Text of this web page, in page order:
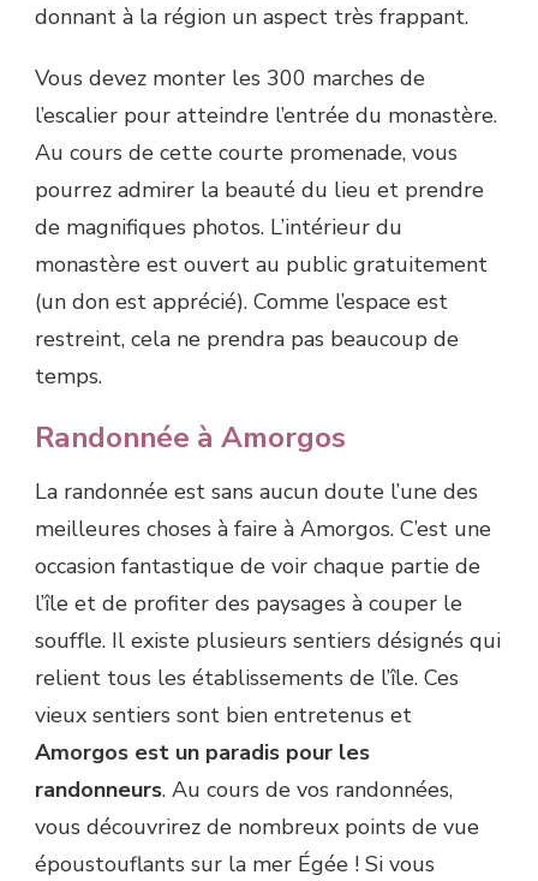
donnant à la région un aspect très frappant.
Vous devez monter les 300 marches de
l’escalier pour atteindre l’entrée du monastère.
Au cours de cette courte promenade, vous
pourrez admirer la beauté du lieu et prendre
de magnifiques photos. L’intérieur du
monastère est ouvert au public gratuitement
(un don est apprécié). Comme l’espace est
restreint, cela ne prendra pas beaucoup de
temps.
Randonnée à Amorgos
La randonnée est sans aucun doute l’une des
meilleures choses à faire à Amorgos. C’est une
occasion fantastique de voir chaque partie de
l’île et de profiter des paysages à couper le
souffle. Il existe plusieurs sentiers désignés qui
relient tous les établissements de l’île. Ces
vieux sentiers sont bien entretenus et
Amorgos est un paradis pour les
randonneurs. Au cours de vos randonnées,
vous découvrirez de nombreux points de vue
époustouflants sur la mer Égée ! Si vous